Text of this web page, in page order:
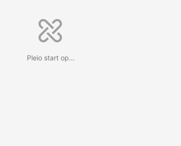
Pleio start op...